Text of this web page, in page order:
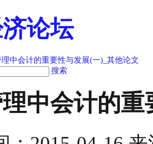
论坛
中会计的重要性与发展(一)_其他论文
搜索
中会计的